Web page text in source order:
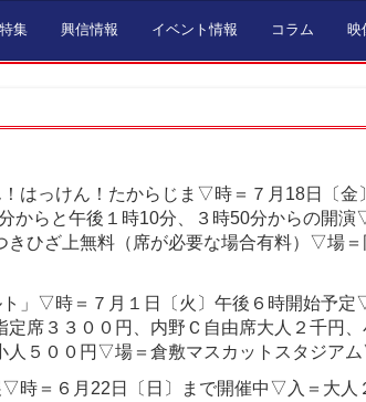
特集 興信情報 イベント情報 コラム 映
はっけん！たからじま▽時＝７月18日〔金
からと午後１時10分、３時50分からの開
きひざ上無料（席が必要な場合有料）▽場
」▽時＝７月１日〔火〕午後６時開始予定
席３３００円、内野Ｃ自由席大人２千円
人５００円▽場＝倉敷マスカットスタジア
時＝６月22日〔日〕まで開催中▽入＝大人